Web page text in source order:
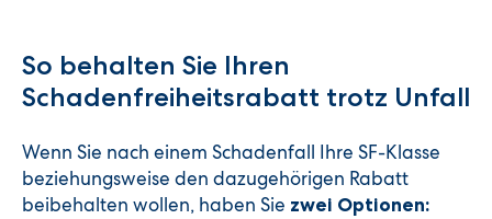
So behalten Sie Ihren
Schadenfreiheitsrabatt trotz Unfall
Wenn Sie nach einem Schadenfall Ihre SF-Klasse
beziehungsweise den dazugehörigen Rabatt
beibehalten wollen, haben Sie zwei Optionen: